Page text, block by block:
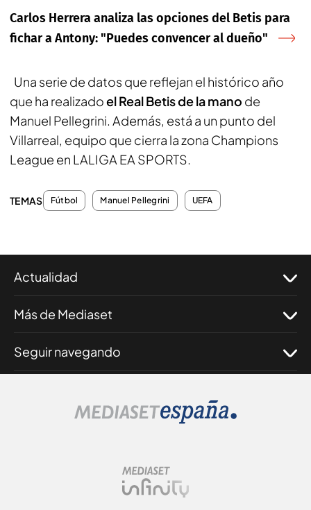
Carlos Herrera analiza las opciones del Betis para
fichar a Antony: "Puedes convencer al dueño"
Una serie de datos que reflejan el histórico año
que ha realizadoel Real Betis de la mano de
Manuel Pellegrini. Además, está a un punto del
Villarreal, equipo que cierra la zona Champions
League en LALIGA EA SPORTS.
TEMAS Fútbol Manuel Pellegrini UEFA
Actualidad
Más de Mediaset
Seguir navegando